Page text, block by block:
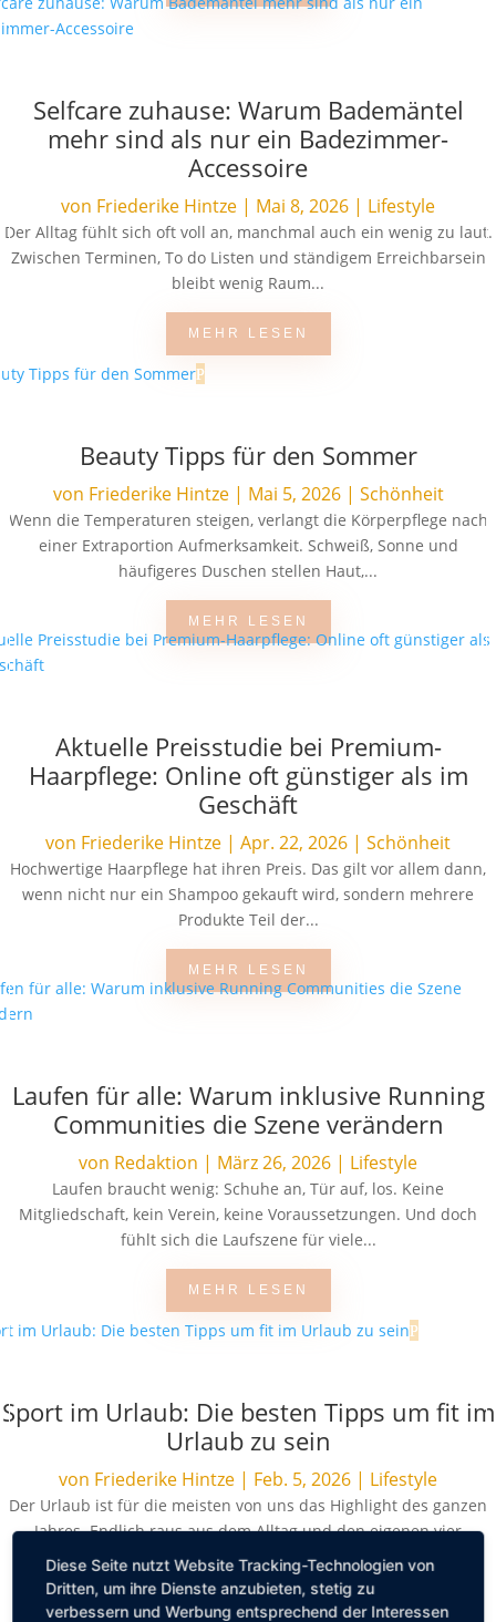
Selfcare zuhause: Warum Bademäntel
mehr sind als nur ein Badezimmer-
Accessoire
von Friederike Hintze | Mai 8, 2026 | Lifestyle
Der Alltag fühlt sich oft voll an, manchmal auch ein wenig zu laut.
Zwischen Terminen, To do Listen und ständigem Erreichbarsein
bleibt wenig Raum...
MEHR LESEN
Beauty Tipps für den Sommer
von Friederike Hintze| Mai 5, 2026| Schönheit
Wenn die Temperaturen steigen, verlangt die Körperpflege nach
einer Extraportion Aufmerksamkeit. Schweiß, Sonne und
häufigeres Duschen stellen Haut,...
MEHR LESEN
Aktuelle Preisstudie bei Premium-
Haarpflege: Online oft günstiger als im
Geschäft
von Friederike Hintze | Apr. 22, 2026 | Schönheit
Hochwertige Haarpflege hat ihren Preis. Das gilt vor allem dann,
wenn nicht nur ein Shampoo gekauft wird, sondern mehrere
Produkte Teil der...
MEHR LESEN
Laufen für alle: Warum inklusive Running
Communities die Szene verändern
von Redaktion | März 26, 2026 | Lifestyle
Laufen braucht wenig: Schuhe an, Tür auf, los. Keine
Mitgliedschaft, kein Verein, keine Voraussetzungen. Und doch
fühlt sich die Laufszene für viele...
MEHR LESEN
Sport im Urlaub: Die besten Tipps um fit im
Urlaub zu sein
von Friederike Hintze | Feb. 5, 2026 | Lifestyle
Der Urlaub ist für die meisten von uns das Highlight des ganzen
Jahres. Endlich raus aus dem Alltag und den eigenen vier
Wänden, die Seele baumeln...
MEHR LESEN
Diese Seite nutzt Website Tracking-Technologien von
Dritten, um ihre Dienste anzubieten, stetig zu
verbessern und Werbung entsprechend der Interessen